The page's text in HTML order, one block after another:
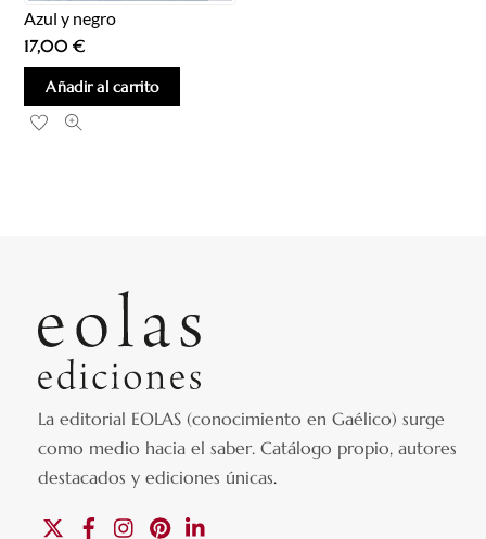
Azul y negro
17,00€
Añadir al carrito
La editorial EOLAS (conocimiento en Gaélico) surge
como medio hacia el saber.Catálogo propio, autores
destacados y ediciones únicas.
FacebookInstagramPinterest